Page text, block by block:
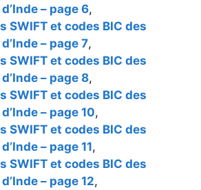
– page 6,
SWIFT et codes BIC des
– page 7,
SWIFT et codes BIC des
– page 8,
SWIFT et codes BIC des
– page 10,
SWIFT et codes BIC des
– page 11,
SWIFT et codes BIC des
– page 12,